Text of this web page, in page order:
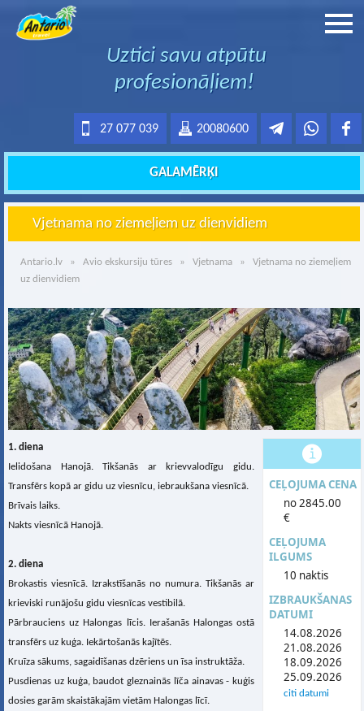
Uztici savu atpūtu
profesionāļiem!
20080600
27 077 039
GALAMĒRĶI
Vjetnama no ziemeļiem uz dienvidiem
Antario.lv » Avio ekskursiju tūres » Vjetnama » Vjetnama no ziemeļiem
uz dienvidiem
CEĻOJUMA CENA
no 2845.00
€
CEĻOJUMA
ILGUMS
10 naktis
IZBRAUKŠANAS
DATUMI
14.08.2026
21.08.2026
18.09.2026
25.09.2026
citi datumi
1. diena
Ielidošana Hanojā. Tikšanās ar krievvalodīgu gidu.
Transfērs kopā ar gidu uz viesnīcu, iebraukšana viesnīcā.
Brīvais laiks.
Nakts viesnīcā Hanojā.
2. diena
Brokastis viesnīcā. Izrakstīšanās no numura. Tikšanās ar
krieviski runājošu gidu viesnīcas vestibilā.
Pārbrauciens uz Halongas līcis. Ierašanās Halongas ostā
transfērs uz kuģa. Iekārtošanās kajītēs.
Kruīza sākums, sagaidīšanas dzēriens un īsa instruktāža.
Pusdienas uz kuģa, baudot gleznainās līča ainavas - kuģis
dosies garām skaistākajām vietām Halongas līcī.